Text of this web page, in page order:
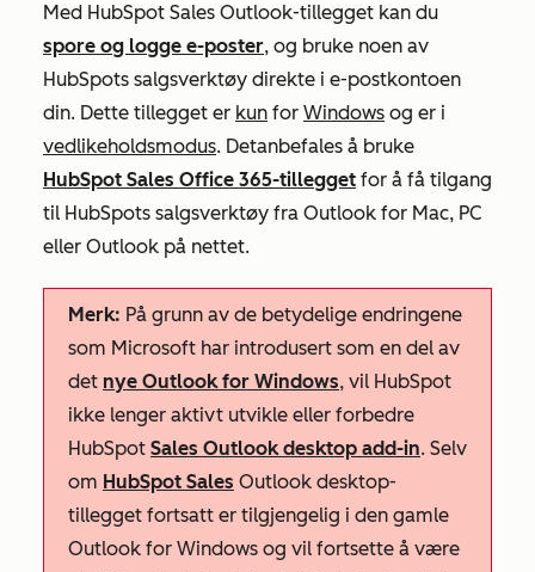
Med HubSpot Sales Outlook-tillegget kan du
spore og logge e-poster, og bruke noen av
HubSpots salgsverktøy direkte i e-postkontoen
din. Dette tillegget er kun for Windows og er i
vedlikeholdsmodus. Detanbefales å bruke
HubSpot Sales Office 365-tillegget for å få tilgang
til HubSpots salgsverktøy fra Outlook for Mac, PC
eller Outlook på nettet.
Merk: På grunn av de betydelige endringene
som Microsoft har introdusert som en del av
det nye Outlook for Windows, vil HubSpot
ikke lenger aktivt utvikle eller forbedre
HubSpot Sales Outlook desktop add-in. Selv
om HubSpot Sales Outlook desktop-
tillegget fortsatt er tilgjengelig i den gamle
Outlook for Windows og vil fortsette å være